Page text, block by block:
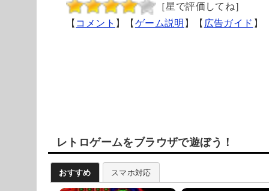
［星で評価してね］
【 コメント 】【 ゲーム説明 】【 広告ガイド 】
レトロゲームをブラウザで遊ぼう！
おすすめ スマホ対応